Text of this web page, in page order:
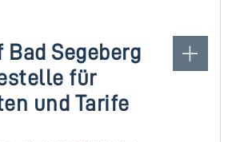
Bad Segeberg
für
und Tarife